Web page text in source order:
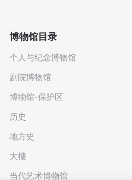
博物馆目录
个人与纪念博物馆
剧院博物馆
博物馆-保护区
历史
地方史
大樓
当代艺术博物馆